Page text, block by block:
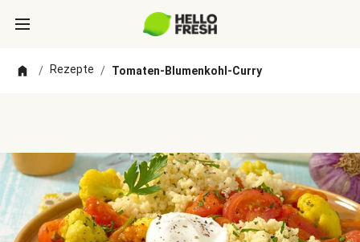
/ Rezepte / Tomaten-Blumenkohl-Curry